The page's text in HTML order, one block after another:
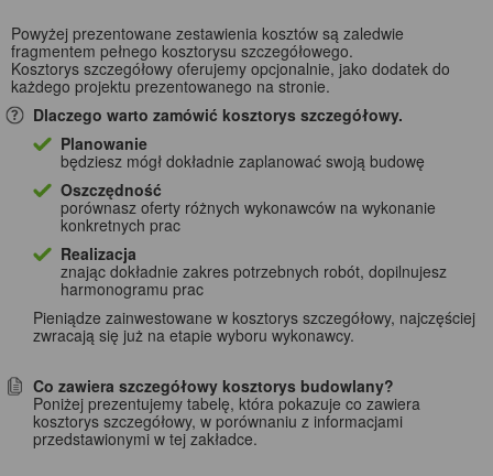
Powyżej prezentowane zestawienia kosztów są zaledwie
fragmentem pełnego kosztorysu szczegółowego.
Kosztorys szczegółowy oferujemy opcjonalnie, jako dodatek do
każdego projektu prezentowanego na stronie.
Dlaczego warto zamówić kosztorys szczegółowy.
Planowanie
będziesz mógł dokładnie zaplanować swoją budowę
Oszczędność
porównasz oferty różnych wykonawców na wykonanie
konkretnych prac
Realizacja
znając dokładnie zakres potrzebnych robót, dopilnujesz
harmonogramu prac
Pieniądze zainwestowane w kosztorys szczegółowy, najczęściej
zwracają się już na etapie wyboru wykonawcy.
Co zawiera szczegółowy kosztorys budowlany?
Poniżej prezentujemy tabelę, która pokazuje co zawiera
kosztorys szczegółowy, w porównaniu z informacjami
przedstawionymi w tej zakładce.